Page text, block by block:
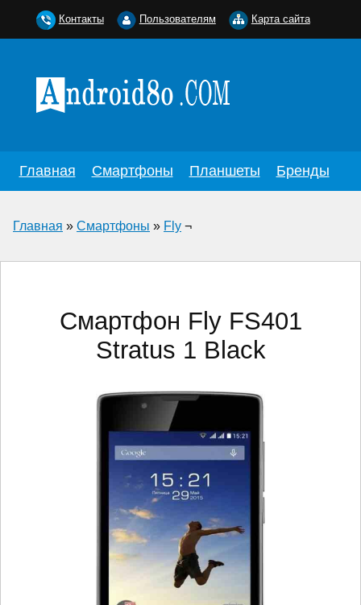
Главная Смартфоны Планшеты Бренды
Главная » Смартфоны » Fly ¬
Смартфон Fly FS401
Stratus 1 Black
Контакты Пользователям Карта сайта